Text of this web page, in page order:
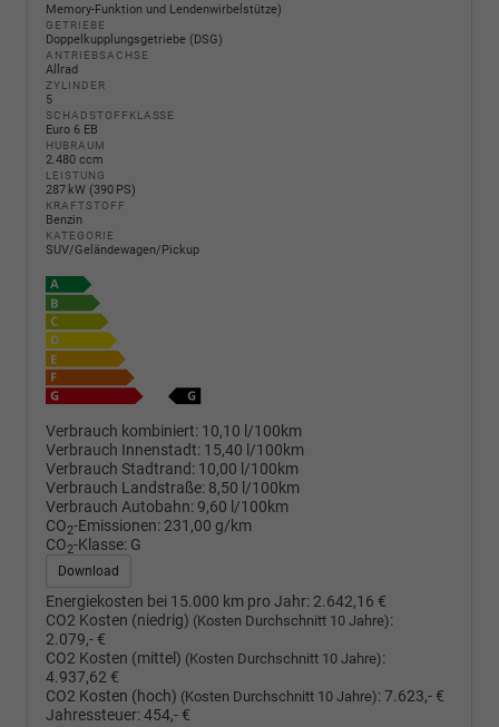
Memory-Funktion und Lendenwirbelstütze)
GETRIEBE
Doppelkupplungsgetriebe (DSG)
ANTRIEBSACHSE
Allrad
ZYLINDER
5
SCHADSTOFFKLASSE
Euro 6 EB
HUBRAUM
2.480 ccm
LEISTUNG
287 kW (390 PS)
KRAFTSTOFF
Benzin
KATEGORIE
SUV/Geländewagen/Pickup
Verbrauch kombiniert: 10,10 l/100km
Verbrauch Innenstadt: 15,40 l/100km
Verbrauch Stadtrand: 10,00 l/100km
Verbrauch Landstraße: 8,50 l/100km
Verbrauch Autobahn: 9,60 l/100km
CO2-Emissionen: 231,00 g/km
CO2-Klasse: G
Download
Energiekosten bei 15.000 km pro Jahr: 2.642,16 €
CO2 Kosten (niedrig) (Kosten Durchschnitt 10 Jahre):
2.079,- €
CO2 Kosten (mittel) (Kosten Durchschnitt 10 Jahre):
4.937,62 €
CO2 Kosten (hoch) (Kosten Durchschnitt 10 Jahre):7.623,- €
Jahressteuer:454,- €